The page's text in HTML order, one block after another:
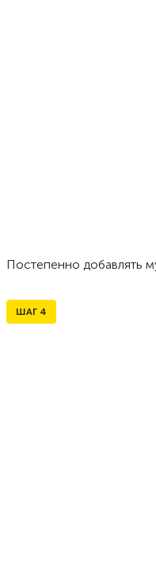
Постепенно добавлять
ШАГ 4